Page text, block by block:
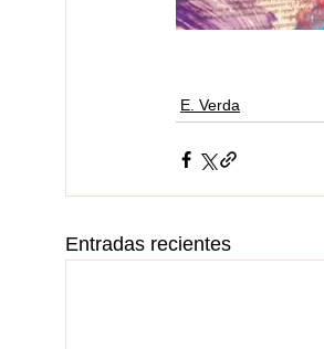
E. Verda
Entradas recientes